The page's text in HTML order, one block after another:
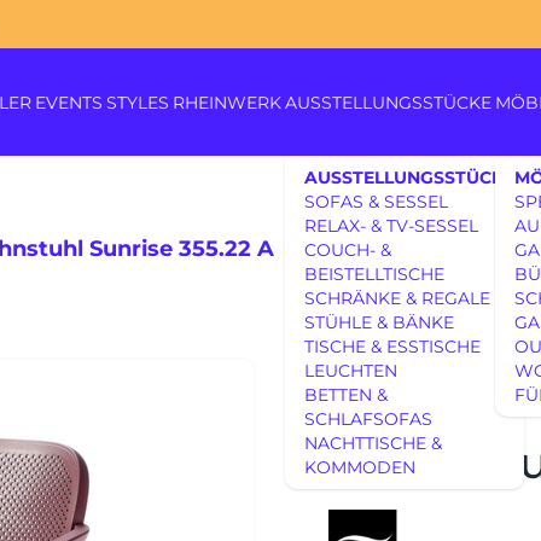
EVENTS STYLES RHEINWERKAUSSTELLUNGSSTÜCKE
AUSSTELLUNGSSTÜCKE
SOFAS & SESSEL
RELAX- & TV-SESSEL
COUCH- &
BEISTELLTISCHE
SCHRÄNKE & REGALE
STÜHLE & BÄNKE
TISCHE & ESSTISCHE
LEUCHTEN
BETTEN &
SCHLAFSOFAS
NACHTTISCHE &
KOMMODEN
UNSERE EXPERTISE
REFERENZEN
AUSSTELLUNGSSTÜCKE
AUSSTELLUNGSSTÜCKE
Sunrise 355.22 A
Königswinterer Str. 319
53639 Königswinter-
0 22 23 - 91 89 0
Di.-Fr. 10-18 Uhr
Sa. 10-17 Uhr
Montag geschlossen